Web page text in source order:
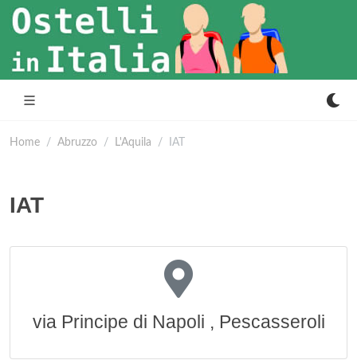
Home Abruzzo L'Aquila IAT
IAT
via Principe di Napoli , Pescasseroli